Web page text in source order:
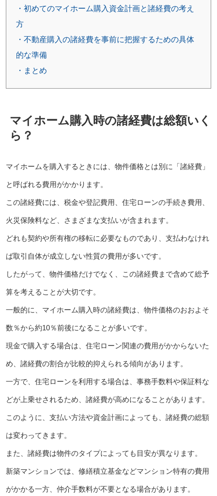
・初めてのマイホーム購入資金計画と諸経費の考え
方
・不動産購入の諸経費を事前に把握するための具体
的な準備
・まとめ
マイホーム購入時の諸経費は総額いく
ら？
マイホームを購入するときには、物件価格とは別に「諸経費」
と呼ばれる費用がかかります。
この諸経費には、税金や登記費用、住宅ローンの手続き費用、
火災保険料など、さまざまな支払いが含まれます。
どれも契約や所有権の移転に必要なものであり、支払わなけれ
ば取引自体が成立しない性質の費用が多いです。
したがって、物件価格だけでなく、この諸経費まで含めて総予
算を考えることが大切です。
一般的に、マイホーム購入時の諸経費は、物件価格のおおよそ
数％から約10％前後になることが多いです。
現金で購入する場合は、住宅ローン関連の費用がかからないた
め、諸経費の割合が比較的抑えられる傾向があります。
一方で、住宅ローンを利用する場合は、事務手数料や保証料な
どが上乗せされるため、諸経費が高めになることがあります。
このように、支払い方法や資金計画によっても、諸経費の総額
は変わってきます。
また、諸経費は物件のタイプによっても目安が異なります。
新築マンションでは、修繕積立基金などマンション特有の費用
がかかる一方、仲介手数料が不要となる場合があります。